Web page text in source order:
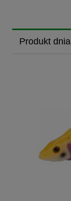
Produkt dnia